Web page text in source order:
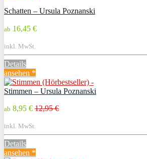
Schatten – Ursula Poznanski
ab 16,45 €
inkl. MwSt.
Details
ansehen *
Stimmen – Ursula Poznanski
ab 8,95 € 12,95 €
inkl. MwSt.
Details
ansehen *